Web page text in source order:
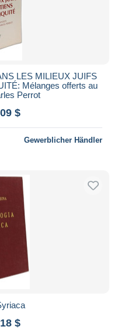
LES MILIEUX JUIFS
Mélanges offerts au
Perrot
$
Gewerblicher Händler
$